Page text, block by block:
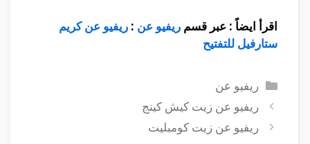
اقرأ ايضاً : عبر قسم ريفيو عن : ريفيو عن كريم
ستارفيل للتفتيح
التصنيفات
ريفيو عن
ريفيو عن زيت كيش كينج
ريفيو عن زيت كومبليت